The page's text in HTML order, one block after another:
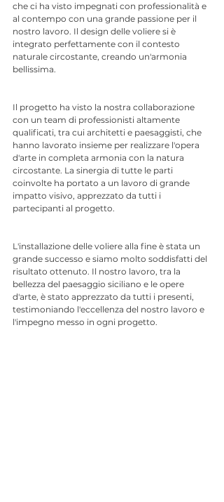
che ci ha visto impegnati con professionalità e
al contempo con una grande passione per il
nostro lavoro. Il design delle voliere si è
integrato perfettamente con il contesto
naturale circostante, creando un'armonia
bellissima.
Il progetto ha visto la nostra collaborazione
con un team di professionisti altamente
qualificati, tra cui architetti e paesaggisti, che
hanno lavorato insieme per realizzare l'opera
d'arte in completa armonia con la natura
circostante. La sinergia di tutte le parti
coinvolte ha portato a un lavoro di grande
impatto visivo, apprezzato da tutti i
partecipanti al progetto.
L'installazione delle voliere alla fine è stata un
grande successo e siamo molto soddisfatti del
risultato ottenuto. Il nostro lavoro, tra la
bellezza del paesaggio siciliano e le opere
d'arte, è stato apprezzato da tutti i presenti,
testimoniando l'eccellenza del nostro lavoro e
l'impegno messo in ogni progetto.